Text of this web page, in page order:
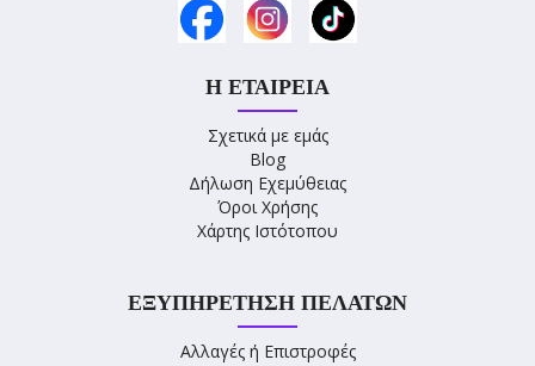
Η ΕΤΑΙΡΕΊΑ
Σχετικά με εμάς
Blog
Δήλωση Εχεμύθειας
Όροι Χρήσης
Χάρτης Ιστότοπου
ΕΞΥΠΗΡΈΤΗΣΗ ΠΕΛΑΤΏΝ
Αλλαγές ή Επιστροφές